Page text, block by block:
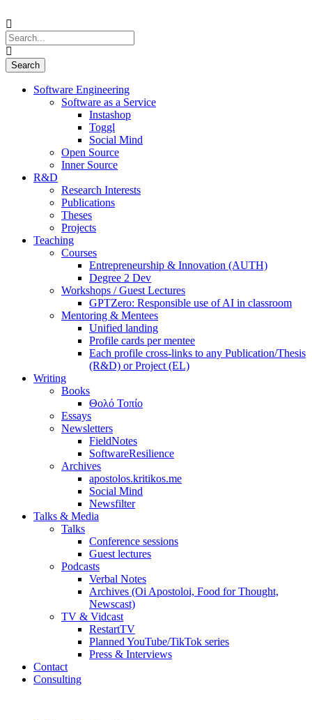
Software Engineering
Software as a Service
Instashop
Toggl
Social Mind
Open Source
Inner Source
R&D
Research Interests
Publications
Theses
Projects
Teaching
Courses
Entrepreneurship & Innovation (AUTH)
Degree 2 Dev
Workshops / Guest Lectures
GPTZero: Responsible use of AI in classroom
Mentoring & Mentees
Unified landing
Profile cards per mentee
Each profile cross-links to any Publication/Thesis
(R&D) or Project (EL)
Writing
Books
Θολό Τοπίο
Essays
Newsletters
FieldNotes
SoftwareResilience
Archives
apostolos.kritikos.me
Social Mind
Newsfilter
Talks & Media
Talks
Conference sessions
Guest lectures
Podcasts
Verbal Notes
Archives (Oi Apostoloi, Food for Thought,
Newscast)
TV & Vidcast
RestartTV
Planned YouTube/TikTok series
Press & Interviews
Contact
Consulting